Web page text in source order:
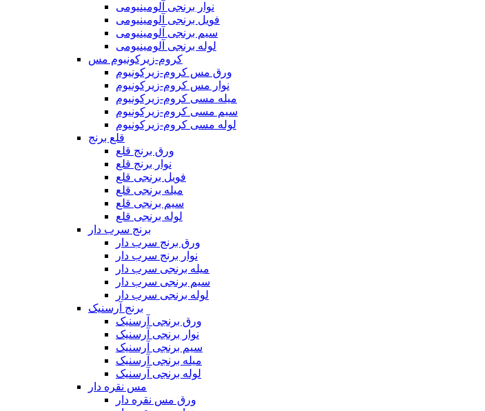
نوار برنجی آلومینیومی
فویل برنجی آلومینیومی
سیم برنجی آلومینیومی
لوله برنجی آلومینیومی
کروم-زیرکونیوم مس
ورق مس کروم-زیرکونیوم
نوار مس کروم-زیرکونیوم
میله مسی کروم-زیرکونیوم
سیم مسی کروم-زیرکونیوم
لوله مسی کروم-زیرکونیوم
قلع برنج
ورق برنج قلع
نوار برنج قلع
فویل برنجی قلع
میله برنجی قلع
سیم برنجی قلع
لوله برنجی قلع
برنج سرب دار
ورق برنج سرب دار
نوار برنج سرب دار
میله برنجی سرب دار
سیم برنجی سرب دار
لوله برنجی سرب دار
برنج آرسنیک
ورق برنجی آرسنیک
نوار برنجی آرسنیک
سیم برنجی آرسنیک
میله برنجی آرسنیک
لوله برنجی آرسنیک
مس نقره دار
ورق مس نقره دار